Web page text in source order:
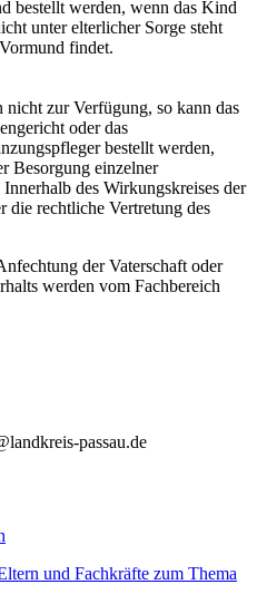
bestellt werden, wenn das Kind
unter elterlicher Sorge steht
findet.
nicht zur Verfügung, so kann das
oder das
bestellt werden,
Besorgung einzelner
des Wirkungskreises der
die rechtliche Vertretung des
der Vaterschaft oder
werden vom Fachbereich
passau.de
und Fachkräfte zum Thema